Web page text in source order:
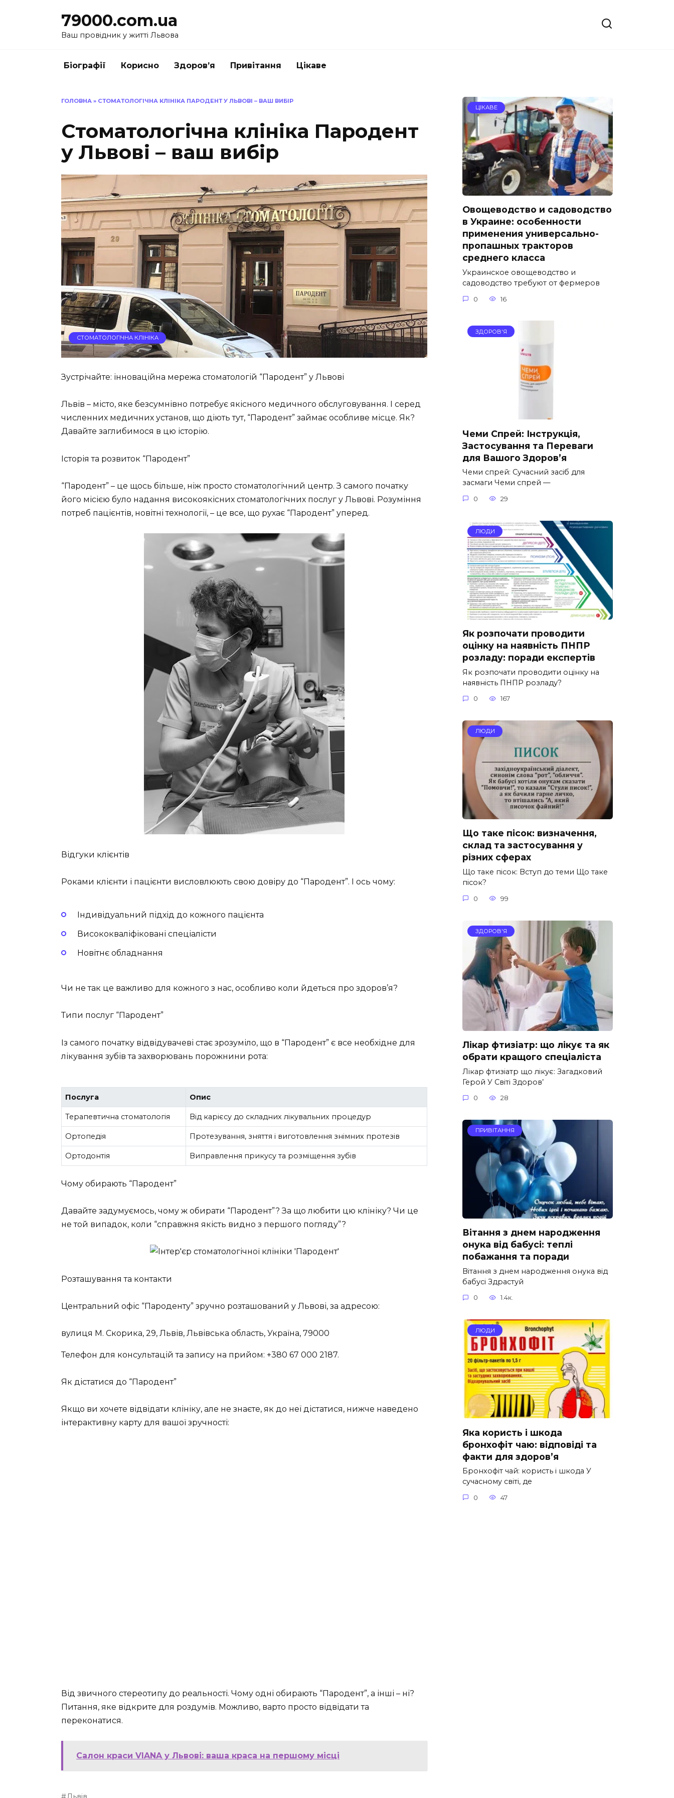
79000.com.ua
Ваш провідник у житті Львова
Біографії Корисно Здоров’я Привітання Цікаве
ГОЛОВНА » СТОМАТОЛОГІЧНА КЛІНІКА ПАРОДЕНТ У ЛЬВОВІ – ВАШ ВИБІР
Стоматологічна клініка Пародент
у Львові – ваш вибір
СТОМАТОЛОГІЧНА КЛІНІКА
Зустрічайте: інноваційна мережа стоматологій “Пародент” у Львові
Львів – місто, яке безсумнівно потребує якісного медичного обслуговування. І серед
численних медичних установ, що діють тут, “Пародент” займає особливе місце. Як?
Давайте заглибимося в цю історію.
Історія та розвиток “Пародент”
“Пародент” – це щось більше, ніж просто стоматологічний центр. З самого початку
його місією було надання високоякісних стоматологічних послуг у Львові. Розуміння
потреб пацієнтів, новітні технології, – це все, що рухає “Пародент” уперед.
Відгуки клієнтів
Роками клієнти і пацієнти висловлюють свою довіру до “Пародент”. І ось чому:
Індивідуальний підхід до кожного пацієнта
Висококваліфіковані спеціалісти
Новітнє обладнання
Чи не так це важливо для кожного з нас, особливо коли йдеться про здоров’я?
Типи послуг “Пародент”
Із самого початку відвідувачеві стає зрозуміло, що в “Пародент” є все необхідне для
лікування зубів та захворювань порожнини рота:
Послуга Опис
Терапевтична стоматологія Від карієсу до складних лікувальних процедур
Ортопедія Протезування, зняття і виготовлення знімних протезів
Ортодонтія Виправлення прикусу та розміщення зубів
Чому обирають “Пародент”
Давайте задумуємось, чому ж обирати “Пародент”? За що любити цю клініку? Чи це
не той випадок, коли “справжня якість видно з першого погляду”?
Розташування та контакти
Центральний офіс “Пароденту” зручно розташований у Львові, за адресою:
вулиця М. Скорика, 29, Львів, Львівська область, Україна, 79000
Телефон для консультацій та запису на прийом: +380 67 000 2187.
Як дістатися до “Пародент”
Якщо ви хочете відвідати клініку, але не знаєте, як до неї дістатися, нижче наведено
інтерактивну карту для вашої зручності:
Від звичного стереотипу до реальності. Чому одні обирають “Пародент”, а інші – ні?
Питання, яке відкрите для роздумів. Можливо, варто просто відвідати та
переконатися.
Салон краси VIANA у Львові: ваша краса на першому місці
ЦІКАВЕ
Овощеводство и садоводство
в Украине: особенности
применения универсально-
пропашных тракторов
среднего класса
Украинское овощеводство и
садоводство требуют от фермеров
0 16
ЗДОРОВ'Я
Чеми Спрей: Інструкція,
Застосування та Переваги
для Вашого Здоров’я
Чеми спрей: Сучасний засіб для
засмаги Чеми спрей —
0 29
ЛЮДИ
Як розпочати проводити
оцінку на наявність ПНПР
розладу: поради експертів
Як розпочати проводити оцінку на
наявність ПНПР розладу?
0 167
ЛЮДИ
Що таке пісок: визначення,
склад та застосування у
різних сферах
Що таке пісок: Вступ до теми Що таке
пісок?
0 99
ЗДОРОВ'Я
Лікар фтизіатр: що лікує та як
обрати кращого спеціаліста
Лікар фтизіатр що лікує: Загадковий
Герой У Світі Здоров’
0 28
ПРИВІТАННЯ
Вітання з днем народження
онука від бабусі: теплі
побажання та поради
Вітання з днем народження онука від
бабусі Здрастуй
0 1.4к.
ЛЮДИ
Яка користь і шкода
бронхофіт чаю: відповіді та
факти для здоров’я
Бронхофіт чай: користь і шкода У
сучасному світі, де
0 47